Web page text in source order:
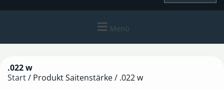
Menü
.022 w
Start/ Produkt Saitenstärke / .022 w